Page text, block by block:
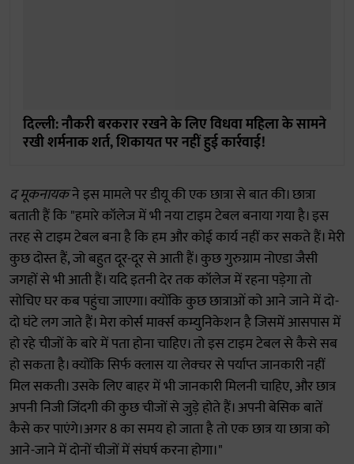
दिल्ली: नौकरी बरकरार रखने के लिए विधवा महिला के सामने
रखी शर्मनाक शर्त, शिकायत पर नहीं हुई कार्रवाई!
द मूकनायकने इस मामले पर डीयू की एक छात्रा से बात की। छात्रा
बताती हैं कि "हमारे कॉलेज में भी नया टाइम टेबल बनाया गया है। इस
तरह से टाइम टेबल बना है कि हम और कोई कार्य नहीं कर सकते हैं। मेरी
कुछ दोस्त हैं, जो बहुत दूर-दूर से आती हैं। कुछ गुरुग्राम नोएडा जैसी
जगहों से भी आती हैं। यदि इतनी देर तक कॉलेज में रहना पड़ेगा तो
सोचिए घर कब पहुंचा जाएगा। क्योंकि कुछ छात्राओं को आने जाने में दो-
दो घंटे लग जाते हैं। मेरा कोर्स मार्क्स कम्युनिकेशन है जिसमें आसपास में
हो रहे चीजों के बारे में पता होना चाहिए। तो इस टाइम टेबल से कैसे सब
हो सकता है। क्योंकि सिर्फ क्लास या लेक्चर से पर्याप्त जानकारी नहीं
मिल सकती। उसके लिए बाहर में भी जानकारी मिलनी चाहिए, और छात्र
अपनी निजी जिंदगी की कुछ चीजों से जुड़े होते हैं। अपनी बेसिक बातें
कैसे कर पाएंगे।अगर 8 का समय हो जाता है तो एक छात्र या छात्रा को
आने-जाने में दोनों चीजों में संघर्ष करना होगा।"